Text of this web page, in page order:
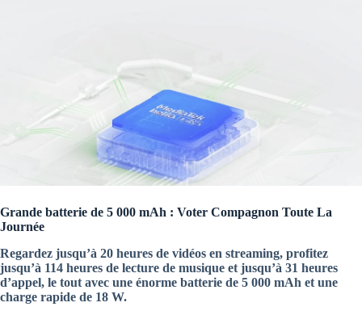
Grande batterie de 5 000 mAh : Voter Compagnon Toute La
Journée
Regardez jusqu’à 20 heures de vidéos en streaming, profitez
jusqu’à 114 heures de lecture de musique et jusqu’à 31 heures
d’appel, le tout avec une énorme batterie de 5 000 mAh et une
charge rapide de 18 W.